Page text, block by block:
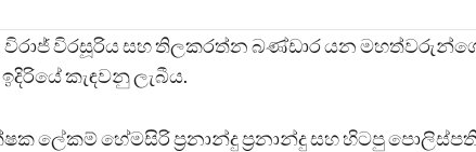
විරාජ් විරසූරිය සහ තිලකරත්න බණ්ඩාර යන
කැඳවනු ලැබීය.
ලේකම් හේමසිරි ප්‍රනාන්දු ප්‍රනාන්දු සහ හිටපු